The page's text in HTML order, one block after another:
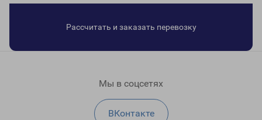
Рассчитать и заказать перевозку
Мы в соцсетях
ВКонтакте